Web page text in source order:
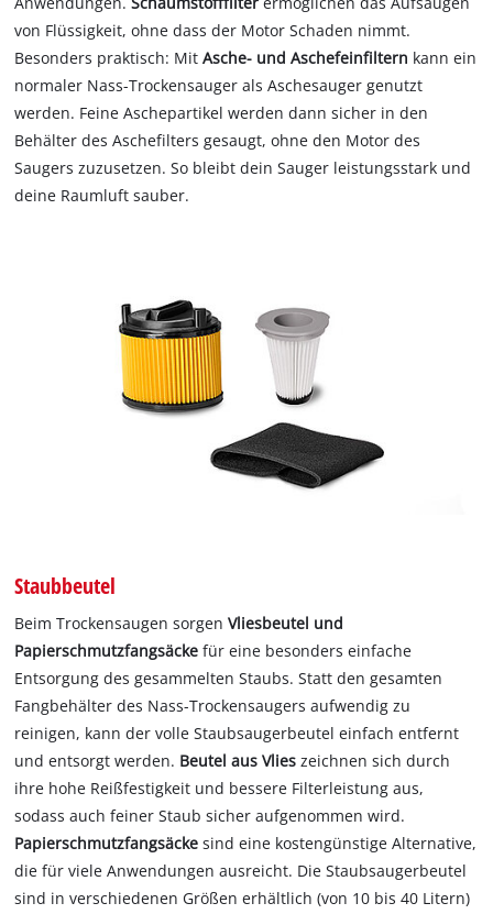
von Flüssigkeit, ohne dass der Motor Schaden nimmt.
Besonders praktisch: MitAsche- und Aschefeinfiltern kann ein
normaler Nass-Trockensauger als Aschesauger genutzt
werden. Feine Aschepartikel werden dann sicher in den
Behälter des Aschefilters gesaugt, ohne den Motor des
Saugers zuzusetzen. So bleibt dein Sauger leistungsstark und
deine Raumluft sauber.
Staubbeutel
Beim Trockensaugen sorgenVliesbeutel und
Papierschmutzfangsäcke für eine besonders einfache
Entsorgung des gesammelten Staubs. Statt den gesamten
Fangbehälter des Nass-Trockensaugers aufwendig zu
reinigen, kann der volle Staubsaugerbeutel einfach entfernt
und entsorgt werden. Beutel aus Vlieszeichnen sich durch
ihre hohe Reißfestigkeit und bessere Filterleistung aus,
sodass auch feiner Staub sicher aufgenommen wird.
Papierschmutzfangsäcke sind eine kostengünstige Alternative,
die für viele Anwendungen ausreicht. Die Staubsaugerbeutel
sind in verschiedenen Größen erhältlich (von 10 bis 40 Litern)